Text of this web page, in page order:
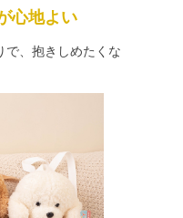
心地よい
で、抱きしめたくな